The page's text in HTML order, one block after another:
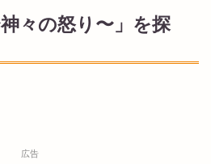
々の怒り〜」を探
広告